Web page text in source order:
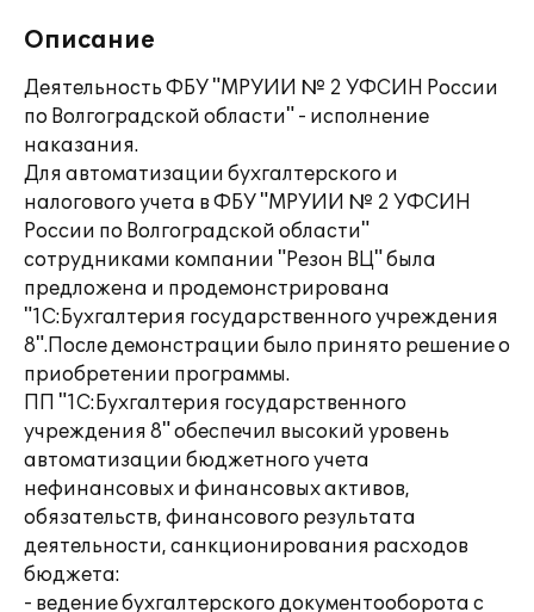
Описание
Деятельность ФБУ "МРУИИ № 2 УФСИН России
по Волгоградской области" - исполнение
наказания.
Для автоматизации бухгалтерского и
налогового учета в ФБУ "МРУИИ № 2 УФСИН
России по Волгоградской области"
сотрудниками компании "Резон ВЦ" была
предложена и продемонстрирована
"1С:Бухгалтерия государственного учреждения
8".После демонстрации было принято решение о
приобретении программы.
ПП "1С:Бухгалтерия государственного
учреждения 8" обеспечил высокий уровень
автоматизации бюджетного учета
нефинансовых и финансовых активов,
обязательств, финансового результата
деятельности, санкционирования расходов
бюджета:
- ведение бухгалтерского документооборота с